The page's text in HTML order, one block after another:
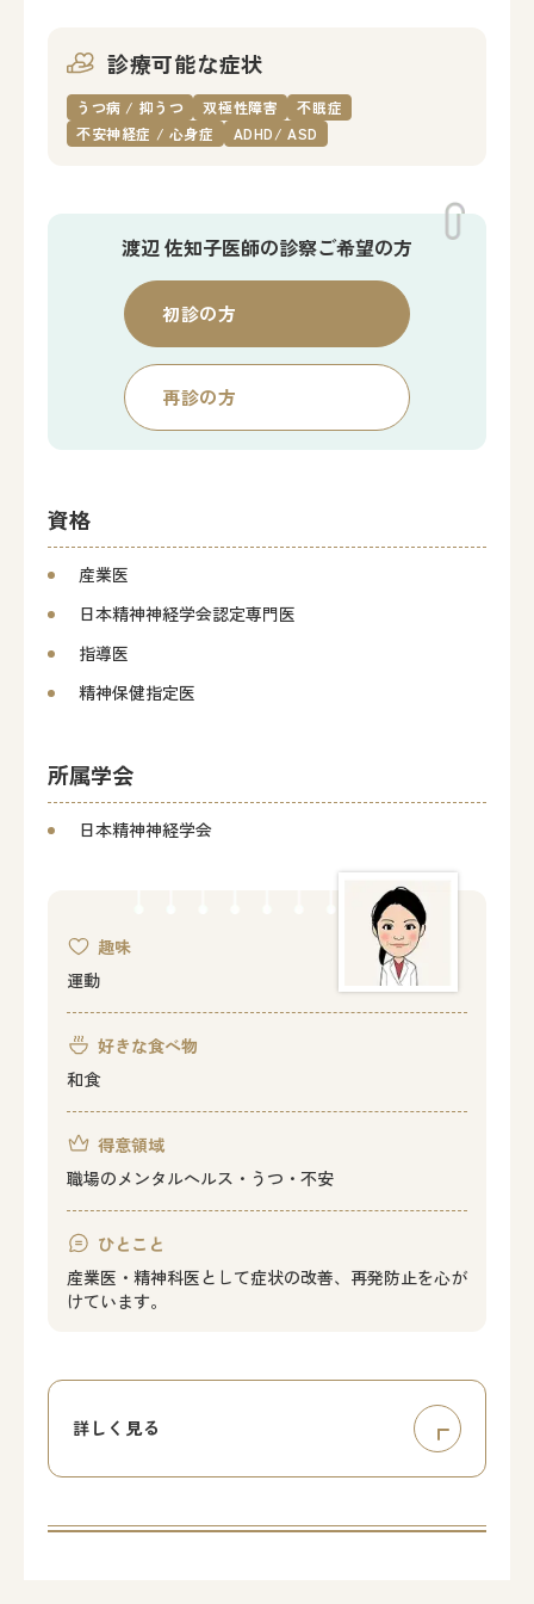
資格
産業医
日本精神神経学会認定専門医
指導医
精神保健指定医
所属学会
日本精神神経学会
趣味
運動
好きな食べ物
和食
得意領域
職場のメンタルヘルス・うつ・不安
ひとこと
産業医・精神科医として症状の改善、再発防止を心が
けています。
診療可能な症状
うつ病 / 抑うつ 双極性障害
不眠症
不安神経症 / 心身症
ADHD/ ASD
渡辺 佐知子医師の診察ご希望の方
初診の方
再診の方
詳しく見る